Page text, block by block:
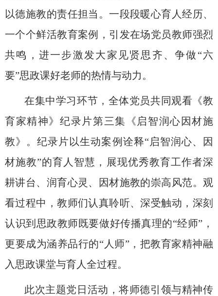
以德施教的责任担当。一段段暖心育人经历、
一个个鲜活教育案例，引发在场党员教师强烈
共鸣，进一步激发大家见贤思齐、争做 “六
要”思政课好老师的热情与动力。
在集中学习环节，全体党员共同观看《教
育家精神》纪录片第三集《启智润心 因材施
教》 。纪录片以生动案例诠释“启智润心、因
材施教”的育人智慧，展现优秀教育工作者深
耕讲台、润育心灵、因材施教的崇高风范。观
看过程中，教师们认真聆听、深受触动，深刻
认识到思政教师既要做好传播真理的“经师”，
更要成为涵养品行的“人师”，把教育家精神融
入思政课堂与育人全过程。
此次主题党日活动，将师德引领与精神传